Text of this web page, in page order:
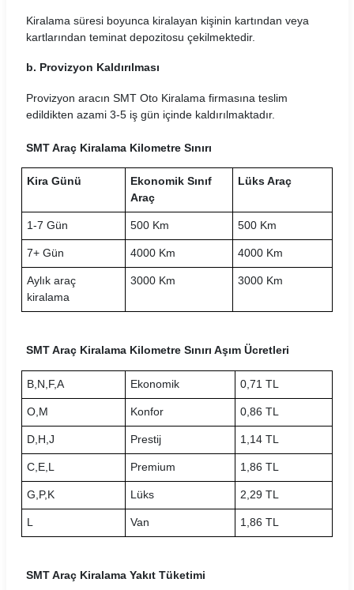
Emr Car Araç Kiralama Koşulları
Europcar Araç Kiralama Koşulları
Garenta Araç Kiralama Koşulları
Goldcar Araç Kiralama Koşulları
Greenmotion Araç Kiralama Koşulları
Gri Rent Araç Kiralama Koşulları
Hasgül Araç Kiralama Koşulları
HLS Filo Araç Kiralama Koşulları
İnteria Araç Kiralama Koşulları
Kar Araç Kiralama Koşulları
Leader Araç Kiralama Koşulları
LeaseCar Araç Kiralama Koşulları
MaraşRent Araç Kiralama Koşulları
Kiralama süresi boyunca kiralayan kişinin kartından veya
kartlarından teminat depozitosu çekilmektedir.
b. Provizyon Kaldırılması
Provizyon aracın SMT Oto Kiralama firmasına teslim
edildikten azami 3-5 iş gün içinde kaldırılmaktadır.
SMT Araç Kiralama Kilometre Sınırı
Kira Günü
Ekonomik Sınıf
Araç
Lüks Araç
1-7 Gün 500 Km 500 Km
7+ Gün 4000 Km 4000 Km
Aylık araç
kiralama
3000 Km 3000 Km
SMT Araç Kiralama Kilometre Sınırı Aşım Ücretleri
B,N,F,A Ekonomik 0,71 TL
O,M Konfor 0,86 TL
D,H,J Prestij 1,14 TL
C,E,L Premium 1,86 TL
G,P,K Lüks 2,29 TL
L Van 1,86 TL
SMT Araç Kiralama Yakıt Tüketimi